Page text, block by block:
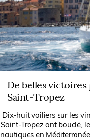
De belles victoires
Saint-Tropez
Dix-huit voiliers sur les
Saint-Tropez ont bouclé,
nautiques en